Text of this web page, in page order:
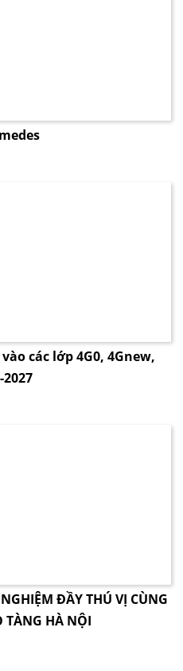
các lớp 4G0, 4Gnew,
2027
ĐẦY THÚ VỊ CÙNG
TÀNG HÀ NỘI